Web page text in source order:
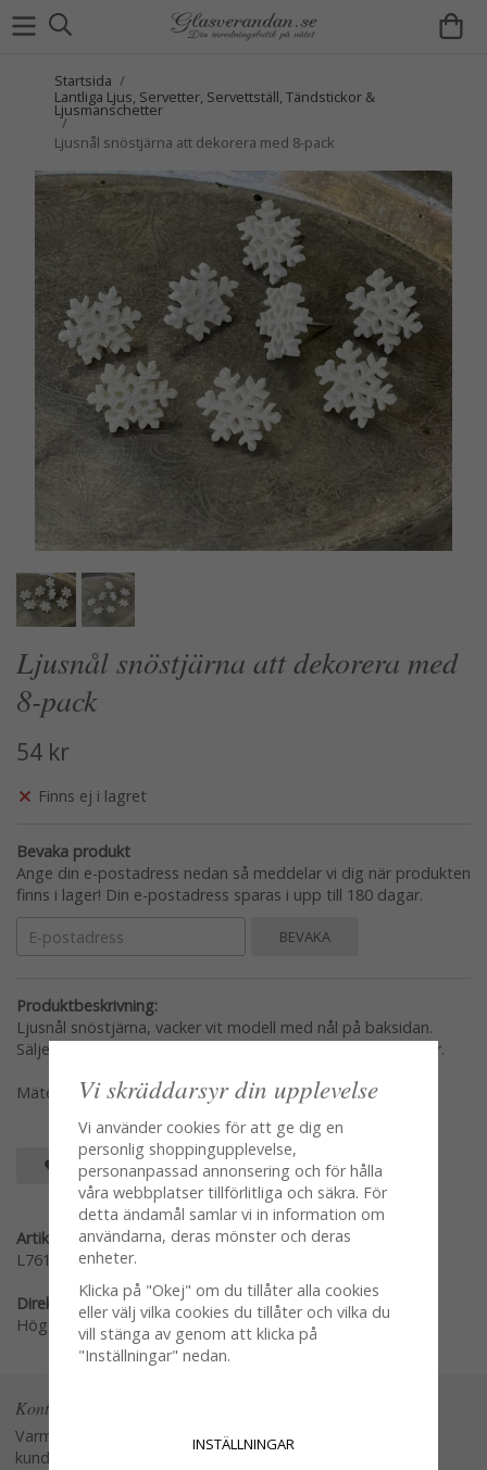
Startsida /
Lantliga Ljus, Servetter, Servettställ, Tändstickor &
Ljusmanschetter
/
Ljusnål snöstjärna att dekorera med 8-pack
Ljusnål snöstjärna att dekorera med
8-pack
54 kr
Finns ej i lagret
Bevaka produkt
Ange din e-postadress nedan så meddelar vi dig när produkten
finns i lager! Din e-postadress sparas i upp till 180 dagar.
BEVAKA
Produktbeskrivning:
Ljusnål snöstjärna, vacker vit modell med nål på baksidan.
Säljes i pack om 8st ljusnålar formade som vita snöstjärnor.
Mäter per styck 2cm
SPARA SOM FAVORIT
Artikelnummer:
L761-W1
Direktlänk:
Högerklicka och kopiera adressen
Kontakta oss
Varmt välkommen att kontakta vår
kundtjänst.
Vi skräddarsyr din upplevelse
Vi använder cookies för att ge dig en
personlig shoppingupplevelse,
personanpassad annonsering och för hålla
våra webbplatser tillförlitliga och säkra. För
detta ändamål samlar vi in information om
användarna, deras mönster och deras
enheter.
Klicka på "Okej" om du tillåter alla cookies
eller välj vilka cookies du tillåter och vilka du
vill stänga av genom att klicka på
"Inställningar" nedan.
INSTÄLLNINGAR